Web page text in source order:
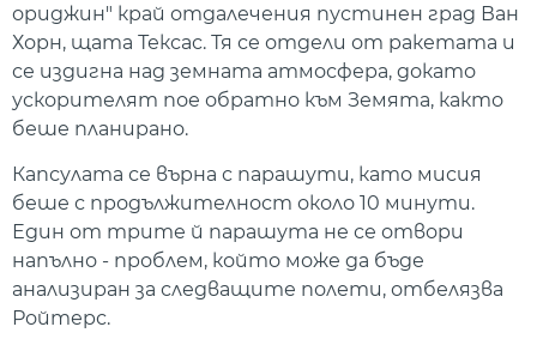
ориджин" край отдалечения пустинен град Ван
Хорн, щата Тексас. Тя се отдели от ракетата и
се издигна над земната атмосфера, докато
ускорителят пое обратно към Земята, както
беше планирано.
Капсулата се върна с парашути, като мисия
беше с продължителност около 10 минути.
Един от трите й парашута не се отвори
напълно - проблем, който може да бъде
анализиран за следващите полети, отбелязва
Ройтерс.